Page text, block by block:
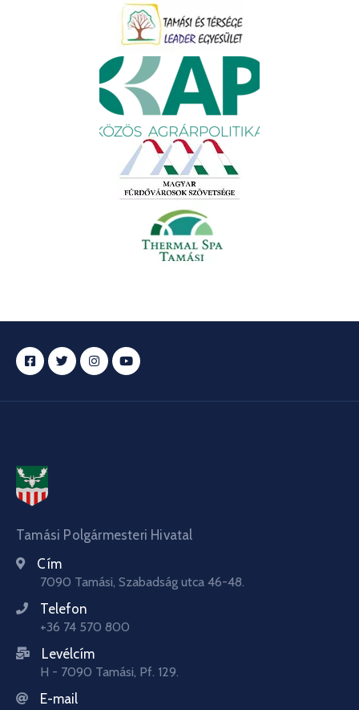
Tamási Polgármesteri Hivatal
Cím
7090 Tamási, Szabadság utca 46-48.
Telefon
+36 74 570 800
Levélcím
H - 7090 Tamási, Pf. 129.
E-mail